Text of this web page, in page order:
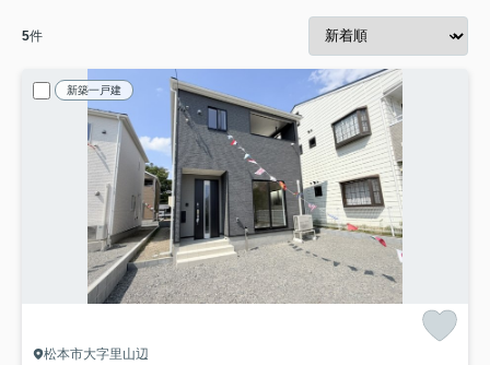
5件
新築一戸建
松本市大字里山辺